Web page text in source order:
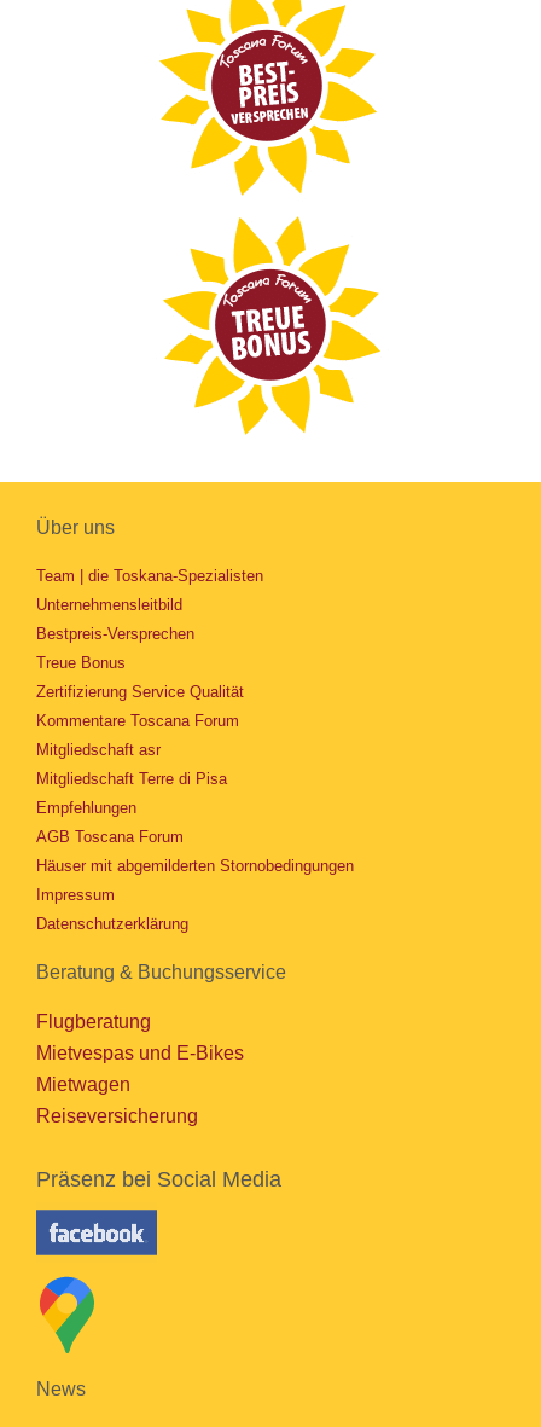
Über uns
Team | die Toskana-Spezialisten
Unternehmensleitbild
Bestpreis-Versprechen
Treue Bonus
Zertifizierung Service Qualität
Kommentare Toscana Forum
Mitgliedschaft asr
Mitgliedschaft Terre di Pisa
Empfehlungen
AGB Toscana Forum
Häuser mit abgemilderten Stornobedingungen
Impressum
Datenschutzerklärung
Beratung & Buchungsservice
Flugberatung
Mietvespas und E-Bikes
Mietwagen
Reiseversicherung
Präsenz bei Social Media
News